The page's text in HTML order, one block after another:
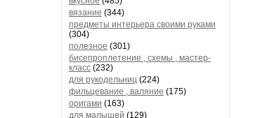
вязание (344)
предметы интерьера своими руками
(304)
полезное (301)
бисепроплетение , схемы , мастер-
класс (232)
для рукодельниц (224)
фильцевание , валяние (175)
оригами (163)
для малышей (129)